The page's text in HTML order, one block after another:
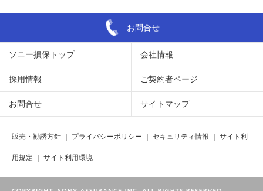
お問合せ
ソニー損保トップ 会社情報
採用情報 ご契約者ページ
お問合せ サイトマップ
販売・勧誘方針 プライバシーポリシー セキュリティ情報 サイト利
用規定 サイト利用環境